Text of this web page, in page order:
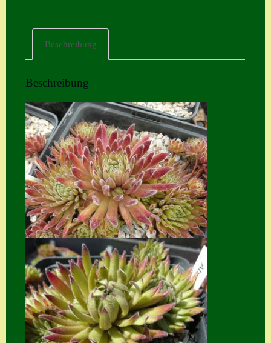
Home
Hostas
Impressum
Kasse
Kontakt
Mein Konto
Naturformen
S. x nixonii
Semps die ich
suche
Semps von A – Z
Beschreibung
Beschreibung